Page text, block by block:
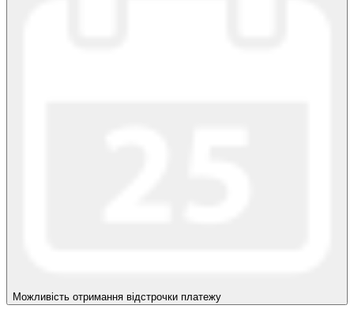
Можливість отримання відстрочки платежу